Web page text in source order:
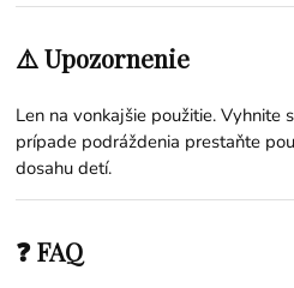
⚠️ Upozornenie
Len na vonkajšie použitie. Vyhnite
prípade podráždenia prestaňte
dosahu detí.
❓ FAQ